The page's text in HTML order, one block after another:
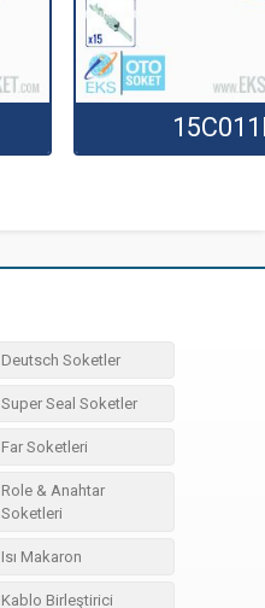
Deutsch Soketler
Super Seal Soketler
Far Soketleri
Role & Anahtar
Soketleri
Isı Makaron
Kablo Birleştirici